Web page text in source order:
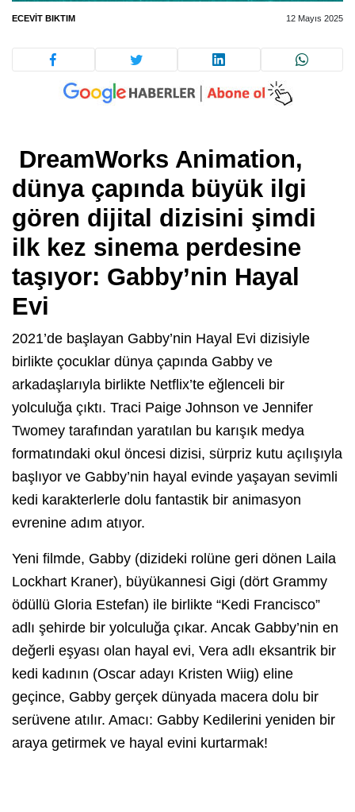
ECEVIT BIKTIM 12 Mayıs 2025
DreamWorks Animation,
dünya çapında büyük ilgi
gören dijital dizisini şimdi
ilk kez sinema perdesine
taşıyor: Gabby’nin Hayal
Evi
2021’de başlayan Gabby’nin Hayal Evi dizisiyle
birlikte çocuklar dünya çapında Gabby ve
arkadaşlarıyla birlikte Netflix’te eğlenceli bir
yolculuğa çıktı. Traci Paige Johnson ve Jennifer
Twomey tarafından yaratılan bu karışık medya
formatındaki okul öncesi dizisi, sürpriz kutu açılışıyla
başlıyor ve Gabby’nin hayal evinde yaşayan sevimli
kedi karakterlerle dolu fantastik bir animasyon
evrenine adım atıyor.
Yeni filmde, Gabby (dizideki rolüne geri dönen Laila
Lockhart Kraner), büyükannesi Gigi (dört Grammy
ödüllü Gloria Estefan) ile birlikte “Kedi Francisco”
adlı şehirde bir yolculuğa çıkar. Ancak Gabby’nin en
değerli eşyası olan hayal evi, Vera adlı eksantrik bir
kedi kadının (Oscar adayı Kristen Wiig) eline
geçince, Gabby gerçek dünyada macera dolu bir
serüvene atılır. Amacı: Gabby Kedilerini yeniden bir
araya getirmek ve hayal evini kurtarmak!